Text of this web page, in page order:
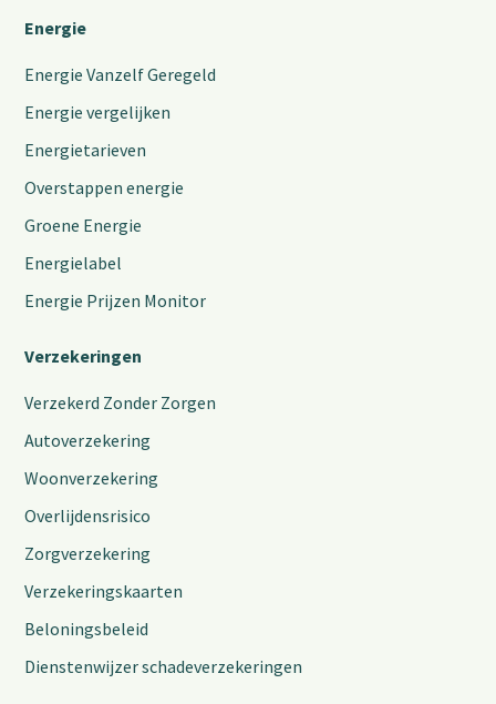
Energie
Energie Vanzelf Geregeld
Energie vergelijken
Energietarieven
Overstappen energie
Groene Energie
Energielabel
Energie Prijzen Monitor
Verzekeringen
Verzekerd Zonder Zorgen
Autoverzekering
Woonverzekering
Overlijdensrisico
Zorgverzekering
Verzekeringskaarten
Beloningsbeleid
Dienstenwijzer schadeverzekeringen